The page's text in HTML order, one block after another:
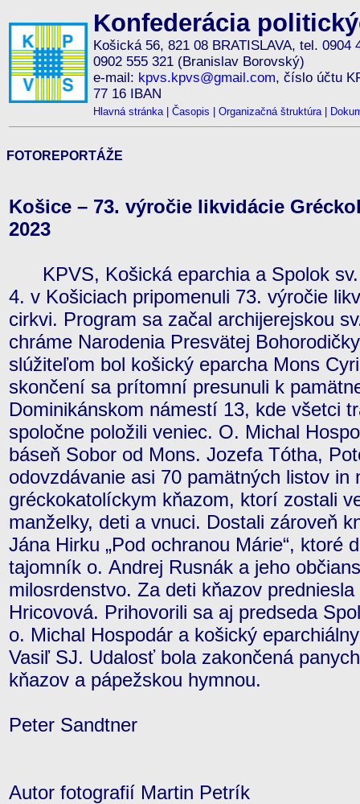
Konfederácia
Košická 56, 821 08 BRATISLAVA, tel. 0904
0902 555 321 (Branislav Borovský)
e-mail: kpvs.kpvs@gmail.com, číslo účtu
77 16 IBAN
Hlavná stránka| Časopis Organizačná štruktúra|
FOTOREPORTÁŽE
Košice – 73. výročie likvidácie
2023
KPVS, Košická eparchia a Spolok sv.
4. v Košiciach pripomenuli 73. výročie
cirkvi. Program sa začal archijerejskou
chráme Narodenia Presvätej
slúžiteľom bol košický eparcha Mons
skončení sa prítomní presunuli k
Dominikánskom námestí 13, kde všetci
spoločne položili veniec. O. Michal
báseň Sobor od Mons. Jozefa Tótha,
odovzdávanie asi 70 pamätných listov in
gréckokatolíckym kňazom, ktorí zostali
manželky, deti a vnuci. Dostali zároveň
Jána Hirku „Pod ochranou Márie“, ktoré
tajomník o. Andrej Rusnák a jeho
milosrdenstvo. Za deti kňazov
Hricovová. Prihovorili sa aj predseda
o. Michal Hospodár a košický
Vasiľ SJ. Udalosť bola zakončená
kňazov a pápežskou hymnou.
Peter Sandtner
Autor fotografií Martin Petrík